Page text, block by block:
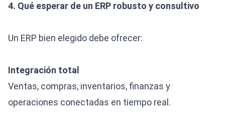
4. Qué esperar de un ERP robusto y consultivo
Un ERP bien elegido debe ofrecer:
Integración total
Ventas, compras, inventarios, finanzas y
operaciones conectadas en tiempo real.